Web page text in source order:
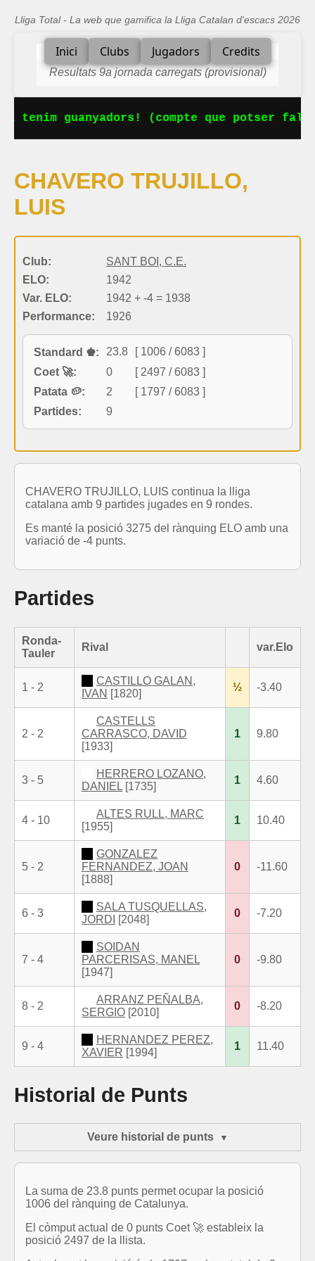
Lliga Total - La web que gamifica la Lliga Catalan d'escacs 2026
Inici Clubs Jugadors Credits
Resultats 9a jornada carregats (provisional)
tenim guanyadors! (compte que potser
CHAVERO TRUJILLO,
LUIS
Club:
SANT BOI, C.E.
ELO:
1942
Var. ELO:
1942 + -4 = 1938
Performance:
1926
Standard ♚: 23.8
[ 1006 / 6083 ]
Coet 🚀:
0
[ 2497 / 6083 ]
Patata 🥔:
2
[ 1797 / 6083 ]
Partides:
9
CHAVERO TRUJILLO, LUIS continua la lliga
catalana amb 9 partides jugades en 9 rondes.
Es manté la posició 3275 del rànquing ELO amb una
variació de -4 punts.
Partides
Ronda-
Tauler
Rival var.Elo
1 - 2
CASTILLO GALAN,
IVAN [1820]
½ -3.40
2 - 2
CASTELLS
CARRASCO, DAVID
[1933]
1 9.80
3 - 5
HERRERO LOZANO,
DANIEL [1735]
1 4.60
4 - 10
ALTES RULL, MARC
[1955]
1 10.40
5 - 2
GONZALEZ
FERNANDEZ, JOAN
[1888]
0 -11.60
6 - 3
SALA TUSQUELLAS,
JORDI
[2048]
0 -7.20
7 - 4
SOIDAN
PARCERISAS, MANEL
[1947]
0 -9.80
8 - 2
ARRANZ PEÑALBA,
SERGIO [2010]
0 -8.20
9 - 4
HERNANDEZ PEREZ,
XAVIER [1994]
1 11.40
Historial de Punts
Veure historial de punts
La suma de 23.8 punts permet ocupar la posició
1006 del rànquing de Catalunya.
El còmput actual de 0 punts Coet 🚀 estableix la
posició 2497 de la llista.